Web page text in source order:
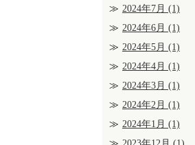
2024年7月 (1)
2024年6月 (1)
2024年5月 (1)
2024年4月 (1)
2024年3月 (1)
2024年2月 (1)
2024年1月 (1)
2023年12月 (1)